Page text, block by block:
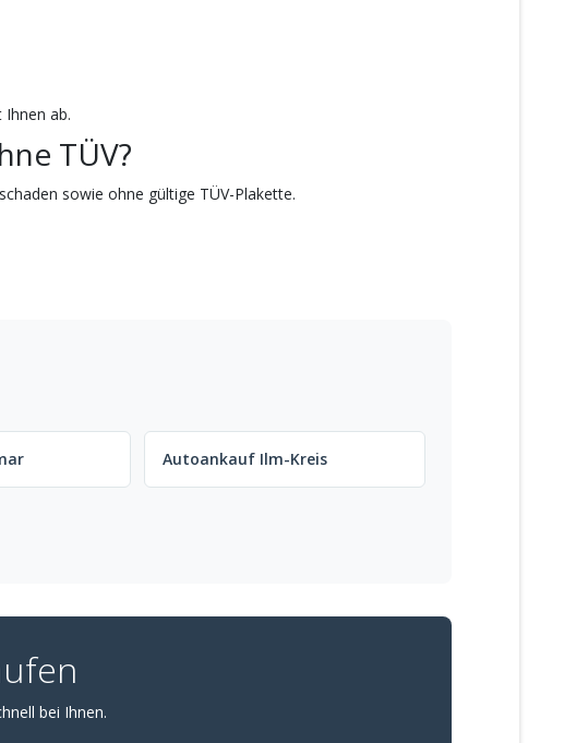
ab.
TÜV?
sowie ohne gültige TÜV-Plakette.
Autoankauf Ilm-Kreis
bei Ihnen.